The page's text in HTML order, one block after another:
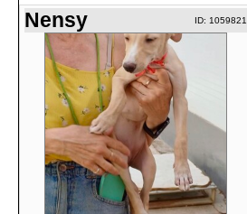
Nensy ID: 1059821